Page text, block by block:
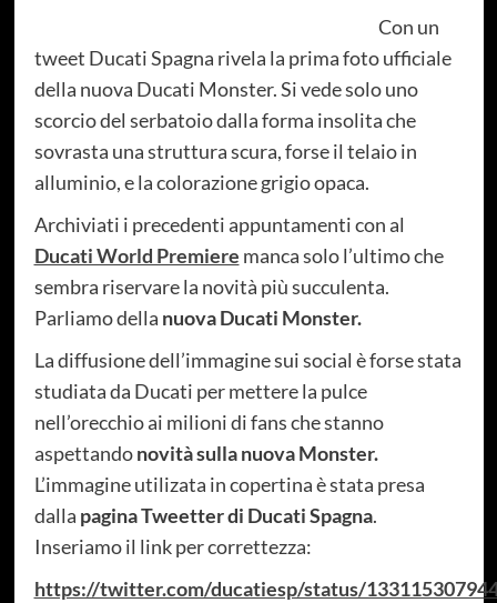
Con un
tweet Ducati Spagna rivela la prima foto ufficiale
della nuova Ducati Monster. Si vede solo uno
scorcio del serbatoio dalla forma insolita che
sovrasta una struttura scura, forse il telaio in
alluminio, e la colorazione grigio opaca.
Archiviati i precedenti appuntamenti con al
Ducati World Premiere manca solo l’ultimo che
sembra riservare la novità più succulenta.
Parliamo della nuova Ducati Monster.
La diffusione dell’immagine sui social è forse stata
studiata da Ducati per mettere la pulce
nell’orecchio ai milioni di fans che stanno
aspettandonovità sulla nuova Monster.
L’immagine utilizata in copertina è stata presa
dalla pagina Tweetter di Ducati Spagna.
Inseriamo il link per correttezza:
https://twitter.com/ducatiesp/status/